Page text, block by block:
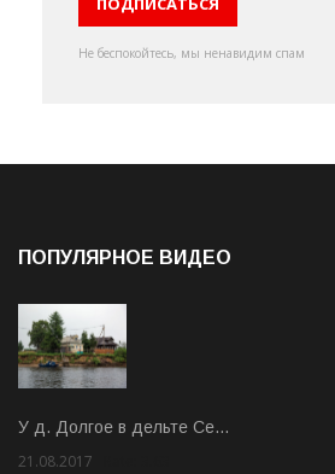
Не беспокойтесь, мы ненавидим спам
ПОПУЛЯРНОЕ ВИДЕО
У д. Долгое в дельте Се…
21.08.2017